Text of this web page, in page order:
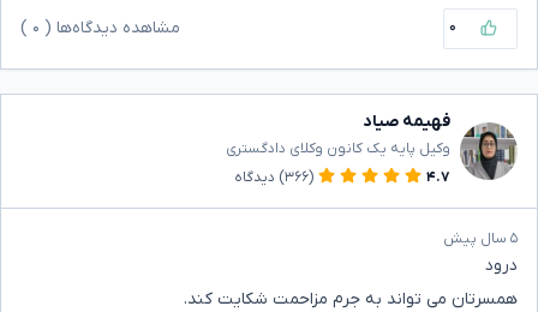
۰ مشاهده دیدگاه‌ها ( ۰
فهیمه صیاد
وکیل پایه یک کانون وکلای دادگستری
۴.۷
(۳۶۶) دیدگاه
۵ سال پیش
درود
همسرتان می تواند به جرم مزاحمت شکایت کند.